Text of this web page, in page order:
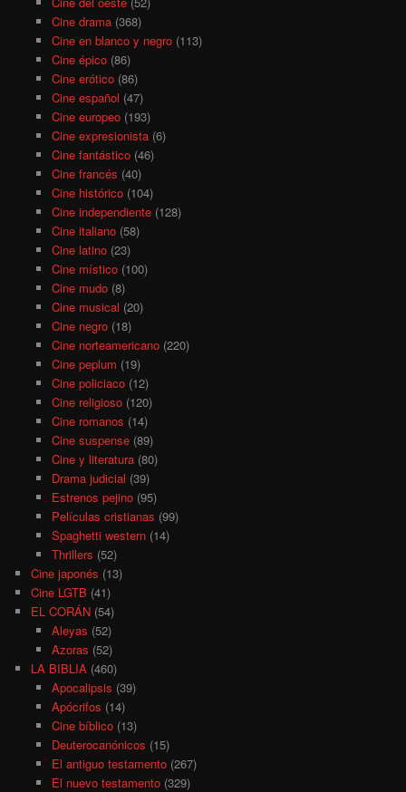
Cine drama(368)
Cine en blanco y negro(113)
Cine épico(86)
Cine erótico(86)
Cine español (47)
Cine europeo(193)
Cine expresionista(6)
Cine fantástico(46)
Cine francés (40)
Cine histórico(104)
Cine independiente(128)
Cine italiano(58)
Cine latino(23)
Cine místico(100)
Cine mudo(8)
Cine musical (20)
Cine negro(18)
Cine norteamericano(220)
Cine peplum (19)
Cine policiaco(12)
Cine religioso(120)
Cine romanos (14)
Cine suspense(89)
Cine y literatura(80)
Drama judicial (39)
Estrenos pejino(95)
Películas cristianas (99)
Spaghetti western(14)
Thrillers (52)
Cine japonés (13)
Cine LGTB (41)
EL CORÁN (54)
Aleyas (52)
Azoras (52)
LA BIBLIA (460)
Apocalipsis (39)
Apócrifos (14)
Cine bíblico(13)
Deuterocanónicos (15)
El antiguo testamento(267)
El nuevo testamento(329)